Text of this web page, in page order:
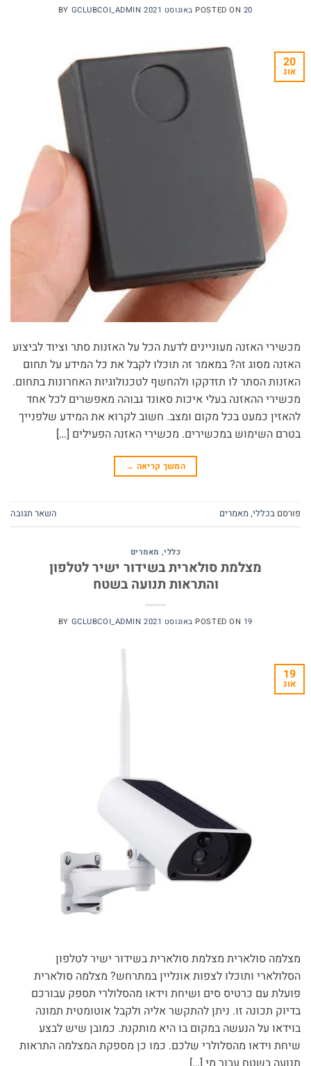
POSTED ON 20 באוגוסט 2021 BY GCLUBCOI_ADMIN
20
אוג
מכשירי האזנה מעוניינים לדעת הכל על האזנות סתר וציוד לביצוע
האזנה מסוג זה? במאמר זה תוכלו לקבל את כל המידע על תחום
האזנות הסתר לו תזדקקו ולהחשף לטכנולוגיות האחרונות בתחום.
מכשירי ההאזנה בעלי איכות סאונד גבוהה מאפשרים לכל אחד
להאזין כמעט בכל מקום ומצב. חשוב לקרוא את המידע שלפנייך
בטרם השימוש במכשירים. מכשירי האזנה הפעילים […]
המשך קריאה →
פורסם בכללי,מאמרים השאר תגובה
כללי, מאמרים
מצלמת סולארית בשידור ישיר לטלפון
והתראות תנועה בשטח
POSTED ON 19 באוגוסט 2021 BY GCLUBCOI_ADMIN
19
אוג
מצלמה סולארית מצלמת סולארית בשידור ישיר לטלפון
הסלולארי ותוכלו לצפות אונליין במתרחש? מצלמה סולארית
פועלת עם כרטיס סים ושיחת וידאו מהסלולרי תספק עבורכם
בדיוק תכונה זו. ניתן להתקשר אליה ולקבל אוטומטית תמונה
בוידאו על הנעשה במקום בו היא מותקנת. כמובן שיש לבצע
שיחת וידאו מהסלולרי שלכם. כמו כן מספקת המצלמה התראות